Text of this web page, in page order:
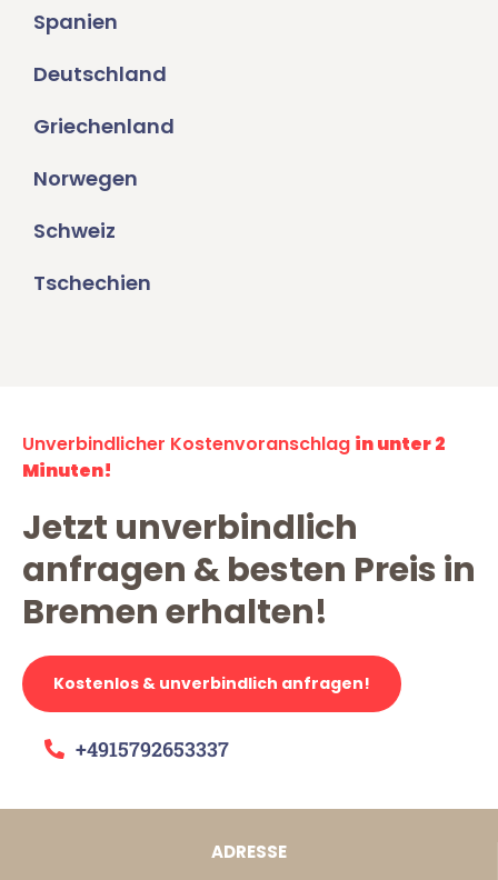
Spanien
Deutschland
Griechenland
Norwegen
Schweiz
Tschechien
Unverbindlicher Kostenvoranschlag in unter 2
Minuten!
Jetzt unverbindlich
anfragen & besten Preis in
Bremen erhalten!
Kostenlos & unverbindlich anfragen!
+4915792653337
ADRESSE